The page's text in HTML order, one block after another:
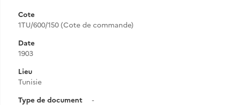
Cote
1TU/600/150 (Cote de commande)
Date
1903
Lieu
Tunisie
Type de document
-